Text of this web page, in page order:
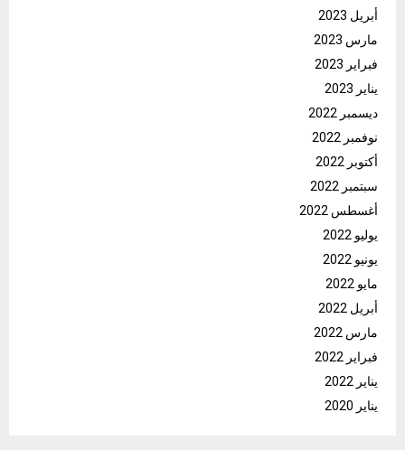
أبريل 2023
مارس 2023
فبراير 2023
يناير 2023
ديسمبر 2022
نوفمبر 2022
أكتوبر 2022
سبتمبر 2022
أغسطس 2022
يوليو 2022
يونيو 2022
مايو 2022
أبريل 2022
مارس 2022
فبراير 2022
يناير 2022
يناير 2020